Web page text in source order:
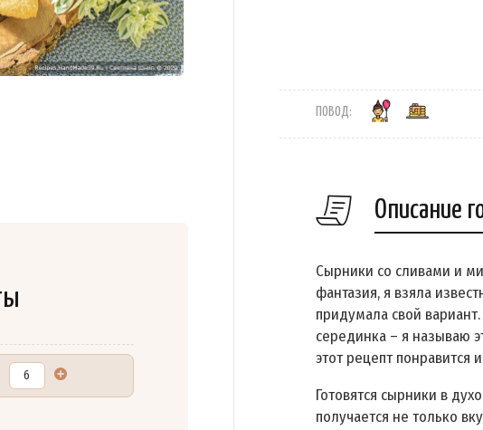
ПОВОД:
Описание
Сырники со сливами и
фантазия, я взяла
придумала свой
серединка – я называю
этот рецепт понравится
Готовятся сырники в
получается не только